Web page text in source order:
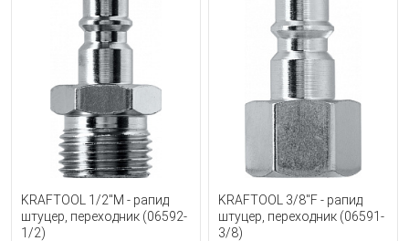
KRAFTOOL 1/2″M - рапид
штуцер, переходник (06592-
1/2)
KRAFTOOL 3/8″F - рапид
штуцер, переходник (06591-
3/8)